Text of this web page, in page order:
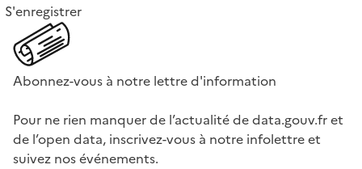
S'enregistrer
Abonnez-vous à notre lettre d'information
Pour ne rien manquer de l’actualité de data.gouv.fr et
de l’open data, inscrivez-vous à notre infolettre et
suivez nos événements.